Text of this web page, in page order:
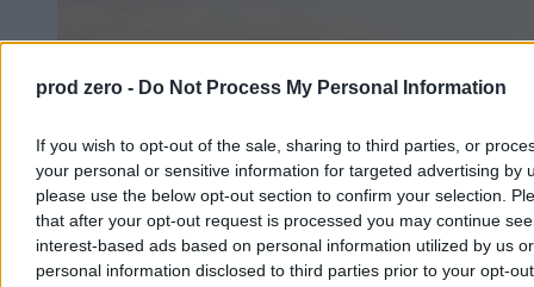
prod zero - Do Not Process My Personal Information
If you wish to opt-out of the sale, sharing to third parties, or
your personal or sensitive information for targeted advertising by
please use the below opt-out section to confirm your selection.
that after your opt-out request is processed you may continue
interest-based ads based on personal information utilized by us or
personal information disclosed to third parties prior to your opt-